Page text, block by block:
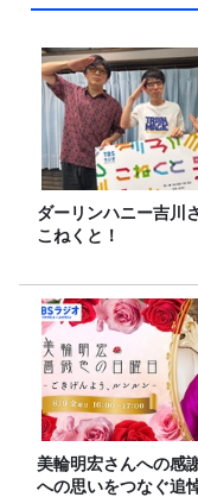
ダーリンハニー吉川
こねくと！
美輪明宏さんへの感
への思いをつなぐ追